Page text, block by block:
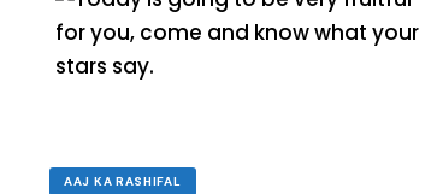
AAJ KA RASHIFAL